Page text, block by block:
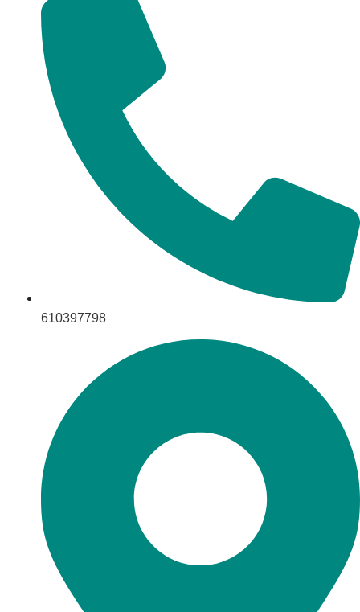
610397798